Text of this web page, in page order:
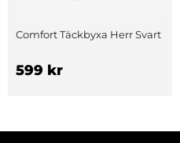
Comfort Täckbyxa Herr Svart
599 kr